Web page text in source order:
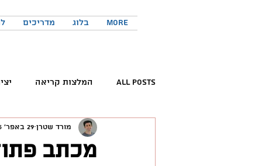
מדריכים בלוג More
All Posts המלצות קריאה
קריאת ספרים פורום
מכתב
מורד שטרן 29 באפר׳ 2025